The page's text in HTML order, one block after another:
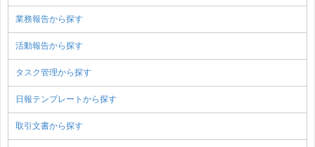
業務報告から探す
活動報告から探す
タスク管理から探す
日報テンプレートから探す
取引文書から探す